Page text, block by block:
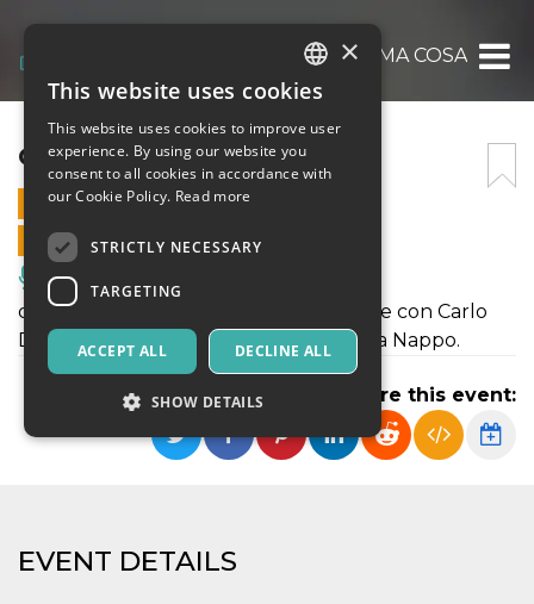
OGNI BELLISSIMA COSA
OGNI BELLISSIMA COSA
13 SEPTEMBER 2018 - 21:00
ONLINE SALES ENDED
Music, Live Events, Clubs
di Duncan Macmillan e Jonny Donahoe con Carlo
De Ruggieri, traduzione e regia Monica Nappo.
Share this event:
EVENT DETAILS
ITALIAN
ENGLISH
SPANISH
×
This website uses cookies
This website uses cookies to improve user
experience. By using our website you
consent to all cookies in accordance with
our Cookie Policy. Read more
STRICTLY NECESSARY
TARGETING
ACCEPT ALL DECLINE ALL
SHOW DETAILS
functionality such as user login and account
management. The website cannot be used